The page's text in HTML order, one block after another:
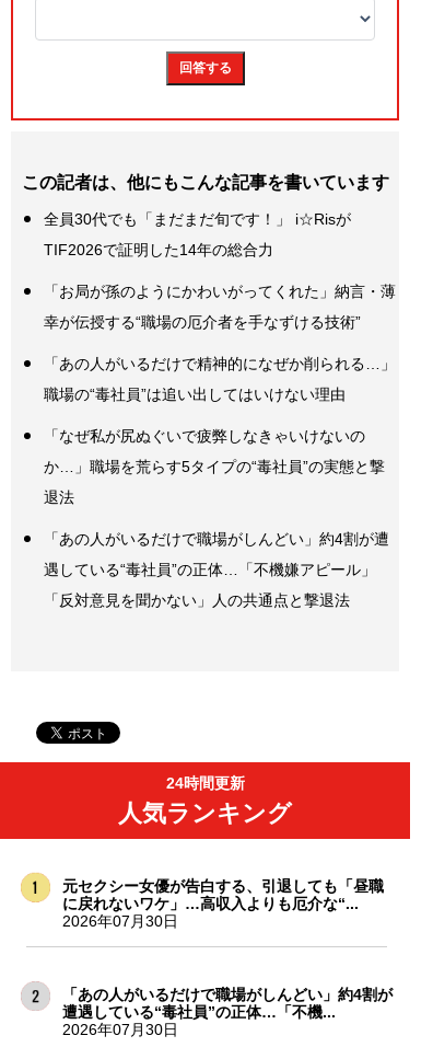
この記者は、他にもこんな記事を書いています
全員30代でも「まだまだ旬です！」 i☆Risが
TIF2026で証明した14年の総合力
「お局が孫のようにかわいがってくれた」納言・薄
幸が伝授する“職場の厄介者を手なずける技術”
「あの人がいるだけで精神的になぜか削られる…」
職場の“毒社員”は追い出してはいけない理由
「なぜ私が尻ぬぐいで疲弊しなきゃいけないの
か…」職場を荒らす5タイプの“毒社員”の実態と撃
退法
「あの人がいるだけで職場がしんどい」約4割が遭
遇している“毒社員”の正体…「不機嫌アピール」
「反対意見を聞かない」人の共通点と撃退法
24時間更新
人気ランキング
元セクシー女優が告白する、引退しても「昼職
に戻れないワケ」…高収入よりも厄介な“...
2026年07月30日
「あの人がいるだけで職場がしんどい」約4割が
遭遇している“毒社員”の正体…「不機...
2026年07月30日